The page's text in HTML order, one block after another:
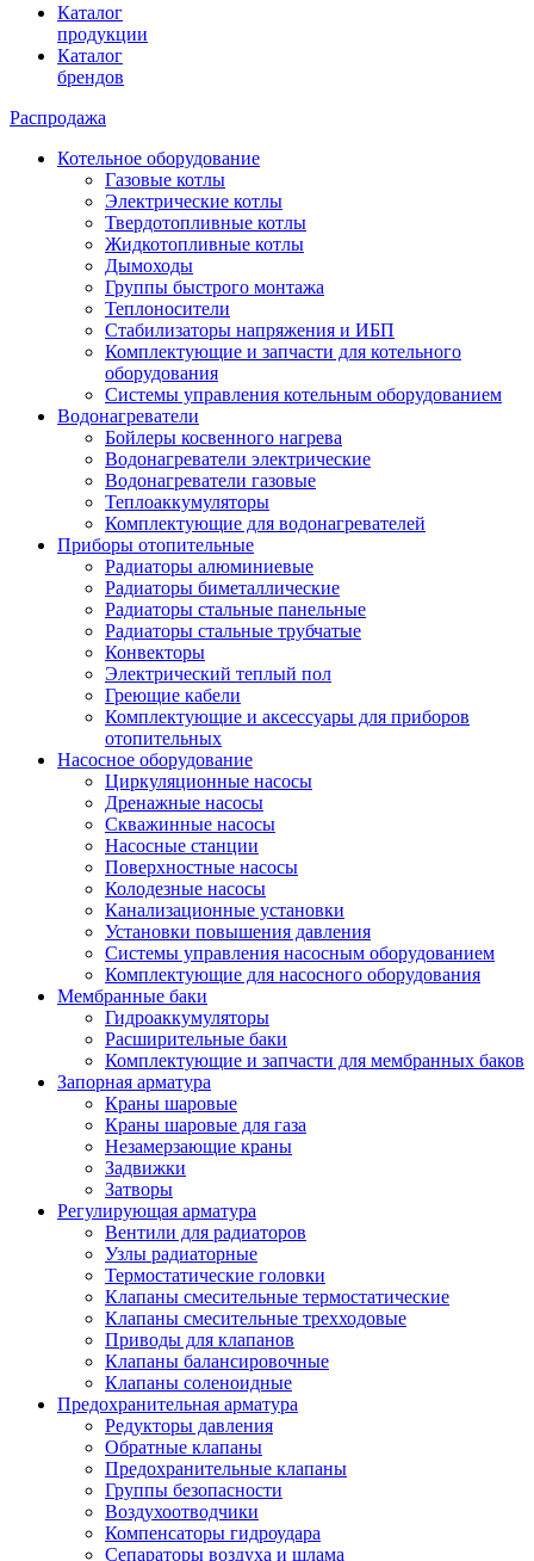
Каталог
продукции
Каталог
брендов
Распродажа
Котельное оборудование
Газовые котлы
Электрические котлы
Твердотопливные котлы
Жидкотопливные котлы
Дымоходы
Группы быстрого монтажа
Теплоносители
Стабилизаторы напряжения и ИБП
Комплектующие и запчасти для котельного
оборудования
Системы управления котельным оборудованием
Водонагреватели
Бойлеры косвенного нагрева
Водонагреватели электрические
Водонагреватели газовые
Теплоаккумуляторы
Комплектующие для водонагревателей
Приборы отопительные
Радиаторы алюминиевые
Радиаторы биметаллические
Радиаторы стальные панельные
Радиаторы стальные трубчатые
Конвекторы
Электрический теплый пол
Греющие кабели
Комплектующие и аксессуары для приборов
отопительных
Насосное оборудование
Циркуляционные насосы
Дренажные насосы
Скважинные насосы
Насосные станции
Поверхностные насосы
Колодезные насосы
Канализационные установки
Установки повышения давления
Системы управления насосным оборудованием
Комплектующие для насосного оборудования
Мембранные баки
Гидроаккумуляторы
Расширительные баки
Комплектующие и запчасти для мембранных баков
Запорная арматура
Краны шаровые
Краны шаровые для газа
Незамерзающие краны
Задвижки
Затворы
Регулирующая арматура
Вентили для радиаторов
Узлы радиаторные
Термостатические головки
Клапаны смесительные термостатические
Клапаны смесительные трехходовые
Приводы для клапанов
Клапаны балансировочные
Клапаны соленоидные
Предохранительная арматура
Редукторы давления
Обратные клапаны
Предохранительные клапаны
Группы безопасности
Воздухоотводчики
Компенсаторы гидроудара
Сепараторы воздуха и шлама